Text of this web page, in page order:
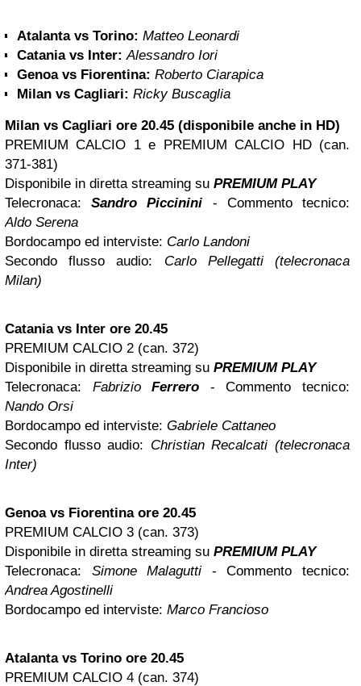
Atalanta vs Torino: Matteo Leonardi
Cataniavs Inter:Alessandro Iori
Genoa vs Fiorentina: Roberto Ciarapica
Milan vs Cagliari: Ricky Buscaglia
Milan vs Cagliari ore 20.45 (disponibile anche in HD)
PREMIUM CALCIO 1 e PREMIUM CALCIO HD (can.
371-381)
Disponibile in diretta streaming su PREMIUM PLAY
Telecronaca:Sandro Piccinini
- Commento tecnico:
Aldo Serena
Bordocampo ed interviste: Carlo Landoni
Secondo flusso audio: Carlo Pellegatti (telecronaca
Milan)
Catania vs Inter ore 20.45
PREMIUM CALCIO 2 (can. 372)
Disponibile in diretta streaming su PREMIUM PLAY
Telecronaca: FabrizioFerrero
- Commento tecnico:
Nando Orsi
Bordocampo ed interviste: Gabriele Cattaneo
Secondo flusso audio: Christian Recalcati (telecronaca
Inter)
Genoa vs Fiorentina ore 20.45
PREMIUM CALCIO 3 (can. 373)
Disponibile in diretta streaming su PREMIUM PLAY
Telecronaca: Simone Malagutti - Commento tecnico:
Andrea Agostinelli
Bordocampo ed interviste: Marco Francioso
Atalanta vs Torino ore 20.45
PREMIUM CALCIO 4 (can. 374)